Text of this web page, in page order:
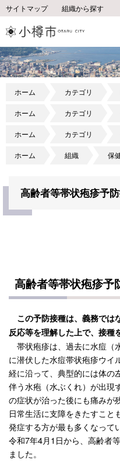
サイトマップ 組織から探す
ホーム カテゴリ
ホーム カテゴリ
ホーム カテゴリ
ホーム 組織 保
高齢者等帯状疱疹予
高齢者等帯状疱疹予
この予防接種は、義務では
反応等を理解した上で、接種
帯状疱疹は、過去に水痘（
に潜伏した水痘帯状疱疹ウイ
経に沿って、典型的には体の
伴う水疱（水ぶくれ）が出現
の症状が治った後にも痛みが
日常生活に支障をきたすこ
発症する方が最も多くなって
令和7年4月1日から、高齢者
ました。